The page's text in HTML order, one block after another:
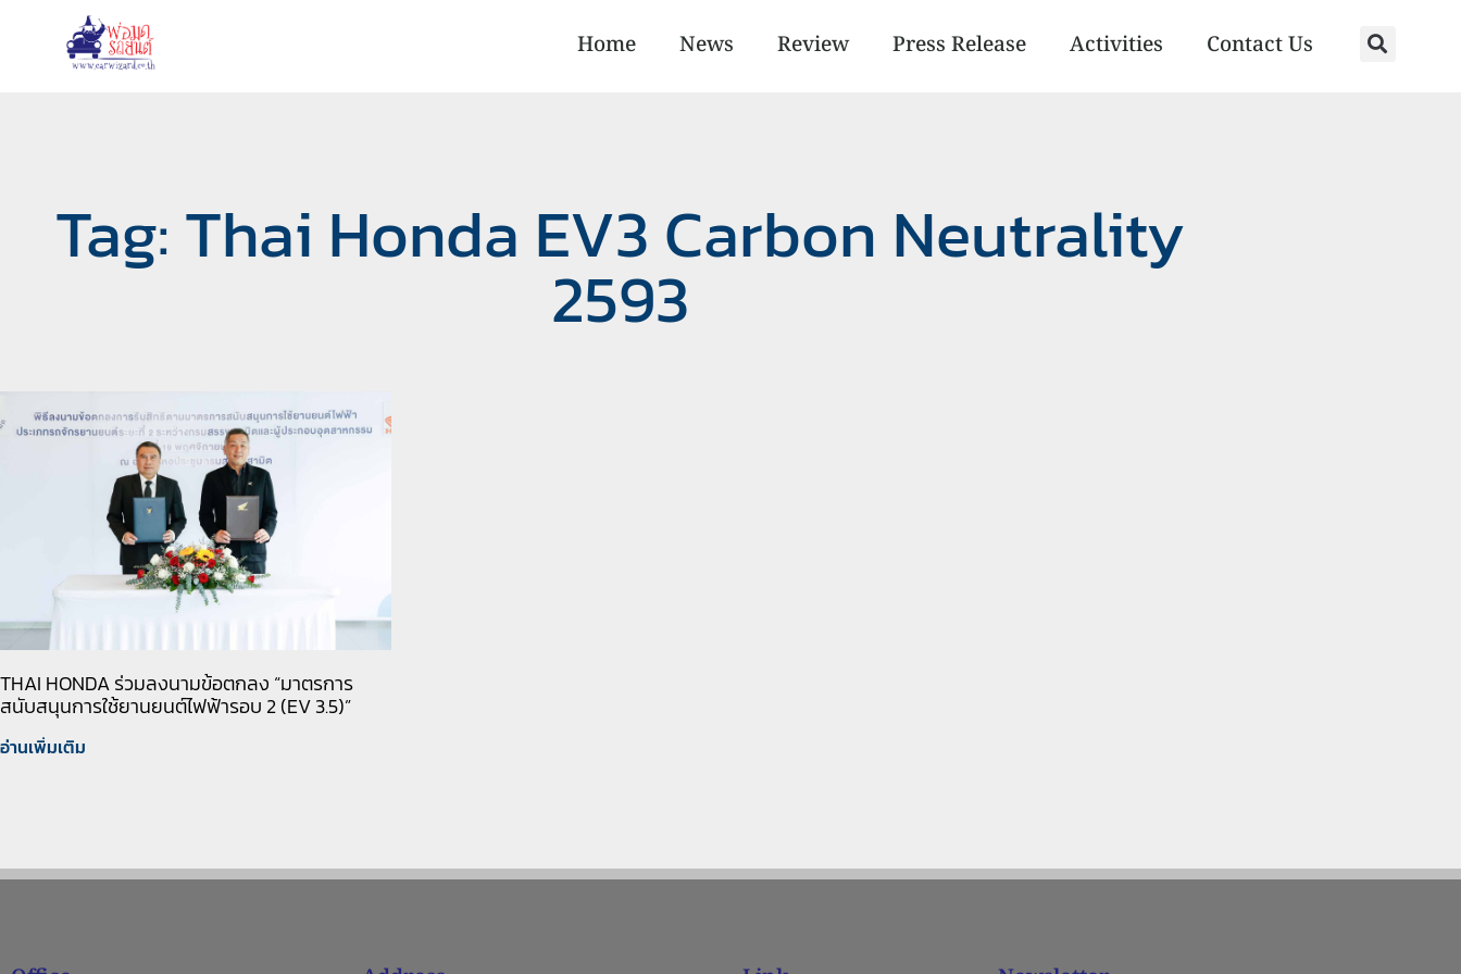
Home News Review Press Release Activities Contact Us
Tag: Thai Honda EV3 Carbon Neutrality
2593
THAI HONDA ร่วมลงนามข้อตกลง “มาตรการ
สนับสนุนการใช้ยานยนต์ไฟฟ้ารอบ 2 (EV 3.5)”
อ่านเพิ่มเติม